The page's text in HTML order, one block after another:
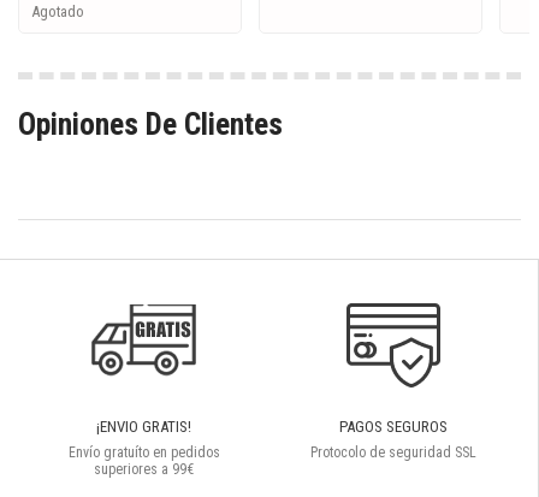
Agotado
Opiniones De Clientes
¡ENVIO GRATIS!
Envío gratuíto en pedidos
superiores a 99€
PAGOS SEGUROS
Protocolo de seguridad SSL